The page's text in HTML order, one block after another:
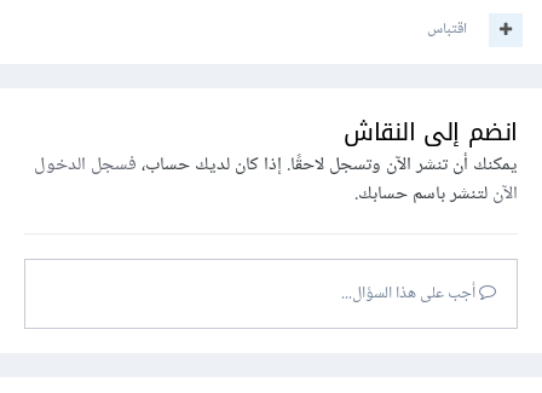
اقتباس
انضم إلى النقاش
يمكنك أن تنشر الآن وتسجل لاحقًا. إذا كان لديك حساب،فسجل الدخول
الآنلتنشر باسم حسابك.
أجب على هذا السؤال...